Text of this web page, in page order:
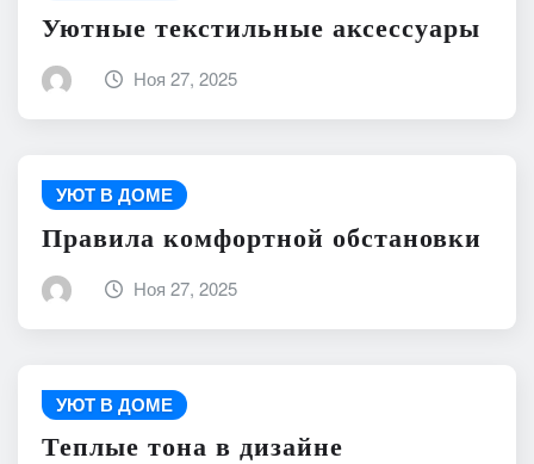
Уютные текстильные аксессуары
Ноя 27, 2025
УЮТ В ДОМЕ
Правила комфортной обстановки
Ноя 27, 2025
УЮТ В ДОМЕ
Теплые тона в дизайне